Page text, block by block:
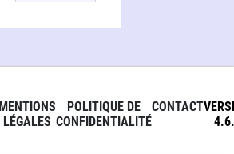
MENTIONS
LÉGALES
POLITIQUE DE
CONFIDENTIALITÉ
CONTACT